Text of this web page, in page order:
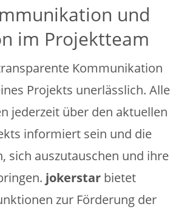
und
im Projektteam
Kommunikation
Projekts unerlässlich. Alle
jederzeit über den aktuellen
informiert sein und die
sich auszutauschen und ihre
jokerstar bietet
zur Förderung der